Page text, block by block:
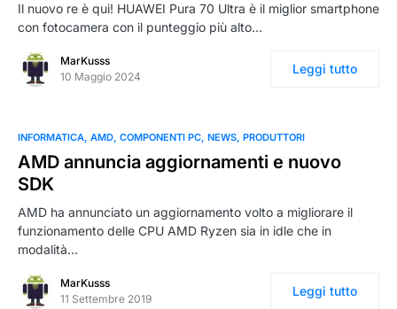
Il nuovo re è qui! HUAWEI Pura 70 Ultra è il miglior smartphone
con fotocamera con il punteggio più alto…
MarKusss
10 Maggio 2024
Leggi tutto
INFORMATICA AMD COMPONENTI PC NEWS PRODUTTORI
AMD annuncia aggiornamenti e nuovo
SDK
AMD ha annunciato un aggiornamento volto a migliorare il
funzionamento delle CPU AMD Ryzen sia in idle che in
modalità…
MarKusss
11 Settembre 2019
Leggi tutto